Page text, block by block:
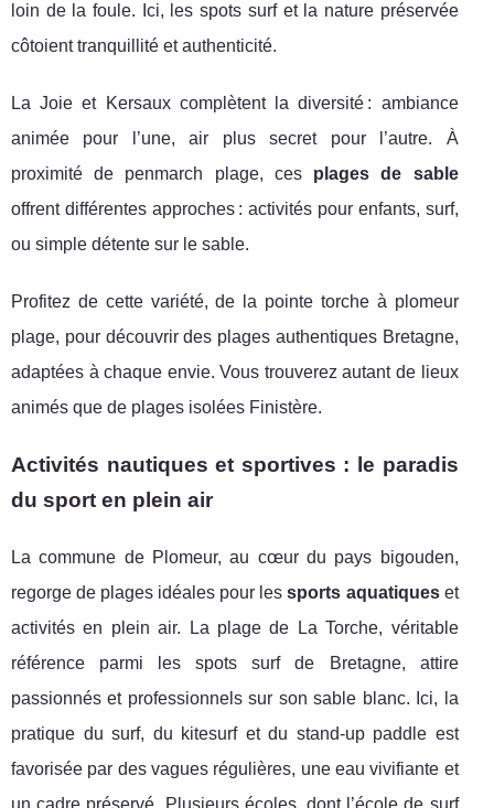
loin de la foule. Ici, les spots surf et la nature préservée
côtoient tranquillité et authenticité.
La Joie et Kersaux complètent la diversité : ambiance
animée pour l’une, air plus secret pour l’autre. À
proximité de penmarch plage, ces plages de sable
offrent différentes approches : activités pour enfants, surf,
ou simple détente sur le sable.
Profitez de cette variété, de la pointe torche à plomeur
plage, pour découvrir des plages authentiques Bretagne,
adaptées à chaque envie. Vous trouverez autant de lieux
animés que de plages isolées Finistère.
Activités nautiques et sportives : le paradis
du sport en plein air
La commune de Plomeur, au cœur du pays bigouden,
regorge de plages idéales pour lessports aquatiqueset
activités en plein air. La plage de La Torche, véritable
référence parmi les spots surf de Bretagne, attire
passionnés et professionnels sur son sable blanc. Ici, la
pratique du surf, du kitesurf et du stand-up paddle est
favorisée par des vagues régulières, une eau vivifiante et